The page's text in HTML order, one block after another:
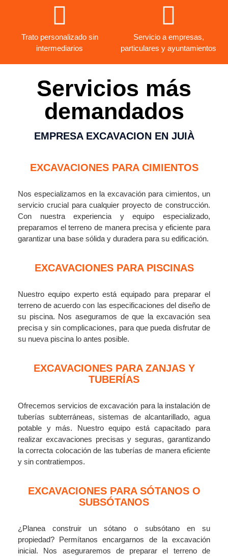
Trato personalizado sin
intermediarios
Servicio a empresas,
particulares y ayuntamientos
Servicios más
demandados
EMPRESA EXCAVACION EN JUIÀ
EXCAVACIONES PARA CIMIENTOS
Nos especializamos en la excavación para cimientos, un
servicio crucial para cualquier proyecto de construcción.
Con nuestra experiencia y equipo especializado,
preparamos el terreno de manera precisa y eficiente para
garantizar una base sólida y duradera para su edificación.
EXCAVACIONES PARA PISCINAS
Nuestro equipo experto está equipado para preparar el
terreno de acuerdo con las especificaciones del diseño de
su piscina. Nos aseguramos de que la excavación sea
precisa y sin complicaciones, para que pueda disfrutar de
su nueva piscina lo antes posible.
EXCAVACIONES PARA ZANJAS Y
TUBERÍAS
Ofrecemos servicios de excavación para la instalación de
tuberías subterráneas, sistemas de alcantarillado, agua
potable y más. Nuestro equipo está capacitado para
realizar excavaciones precisas y seguras, garantizando
la correcta colocación de las tuberías de manera eficiente
y sin contratiempos.
EXCAVACIONES PARA SÓTANOS O
SUBSÓTANOS
¿Planea construir un sótano o subsótano en su
propiedad? Permítanos encargarnos de la excavación
inicial. Nos aseguraremos de preparar el terreno de